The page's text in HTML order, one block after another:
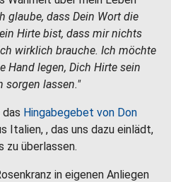
glaube, dass Dein Wort die
Hirte bist, dass mir nichts
wirklich brauche. Ich möchte
Hand legen, Dich Hirte sein
sorgen lassen."
Hingabegebet von Don
Italien, , das uns dazu einlädt,
zu überlassen.
in eigenen Anliegen